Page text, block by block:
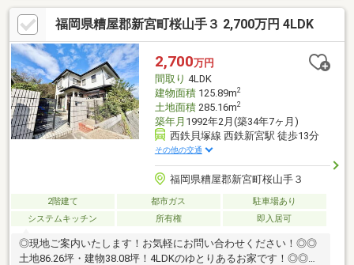
児島本線「福工大前駅」まで徒歩圏内 □143坪を超える広い敷地 □
車庫2台・カーポート2台の駐車スペースあり □車庫上は事務所
（シャワー・トイレ・キッチンあり） □キッチンには地下収納室
あり □日当たり良好な南側ルーフバルコニーにはサンルームあり
□解放感のある吹き抜けの玄関
福岡県糟屋郡新宮町桜山手３ 2,700万円 4LDK
2,700万円
間取り 4LDK
建物面積125.89m2
土地面積285.16m2
築年月 1992年2月(築34年7ヶ月)
西鉄貝塚線 西鉄新宮駅 徒歩13分
その他の交通
福岡県糟屋郡新宮町桜山手３
2階建て 都市ガス
駐車場あり
システムキッチン
所有権 即入居可
◎現地ご案内いたします！お気軽にお問い合わせください！◎◎
土地86.26坪・建物38.08坪！4LDKのゆとりあるお家です！◎◎閑